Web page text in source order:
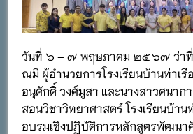
วันที่ ๖ – ๗ พฤษภาคม ๒๕๖๗ ว่า
ณมี ผู้อำนวยการโรงเรียนบ้านท่าเ
อนุศักดิ์ วงศ์มูสา และนางสาวศนาก
สอนวิชาวิทยาศาสตร์ โรงเรียนบ้าน
อบรมเชิงปฏิบัติการหลักสูตรพัฒนา